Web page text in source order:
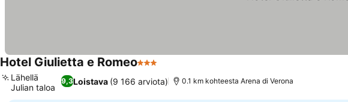
Hotel Giulietta e Romeo3 Tähtiluokitus
9,3Loistava (9 166 arviota)
Lähellä
Julian taloa
0.1 km kohteesta Arena di Verona